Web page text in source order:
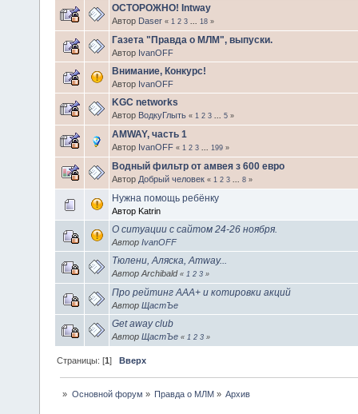
ОСТОРОЖНО! Intway
Автор Daser « 1 2 3 18 »
Газета "Правда о МЛМ", выпуски.
Автор IvanOFF
Внимание, Конкурс!
Автор IvanOFF
KGC networks
Автор ВодкуГлыть « 1 2 3 5 »
AMWAY, часть 1
Автор IvanOFF « 1 2 3 199 »
Водный фильтр от амвея з 600 евро
Автор Добрый человек « 1 2 3 8 »
Нужна помощь ребёнку
Автор Katrin
О ситуации с сайтом 24-26 ноября.
Автор IvanOFF
Тюлени, Аляска, Amway...
Автор Archibald « 1 2 3 »
Про рейтинг ААА+ и котировки акций
Автор ЩастЪе
Get away club
Автор ЩастЪе « 1 2 3 »
Страницы: [1]Вверх
» Основной форум » Правда о МЛМ» Архив